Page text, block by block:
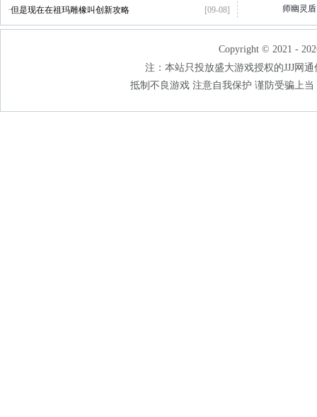
[09-08]
·但是现在在祖玛雕橡叫创新攻略
师幽灵盾
Copyright © 2021 -
注：本站只投放盛大游戏授权的JJJ网
抵制不良游戏 注意自我保护 谨防受骗上